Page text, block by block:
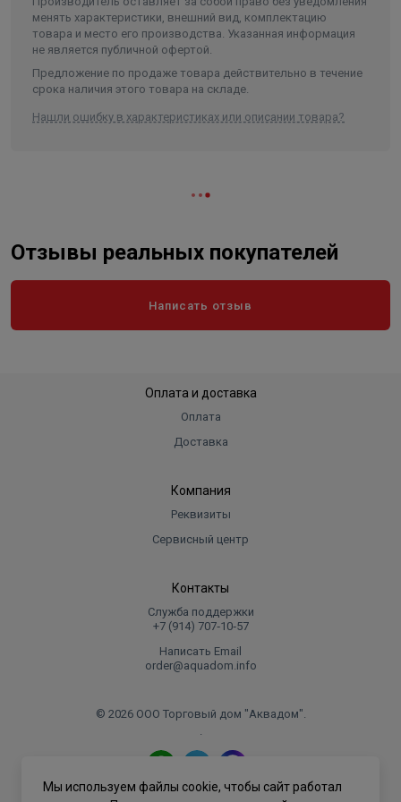
менять характеристики, внешний вид, комплектацию
товара и место его производства. Указанная информация
не является публичной офертой.
Предложение по продаже товара действительно в течение
срока наличия этого товара на складе.
Нашли ошибку в характеристиках или описании товара?
Отзывы реальных покупателей
Написать отзыв
Оплата и доставка
Оплата
Доставка
Компания
Реквизиты
Сервисный центр
Контакты
Служба поддержки
+7 (914) 707‑10‑57
Написать Email
order@aquadom.info
© 2026 ООО Торговый дом "Аквадом".
.
Политика конфиденциальности
Мы используем файлы cookie, чтобы сайт работал